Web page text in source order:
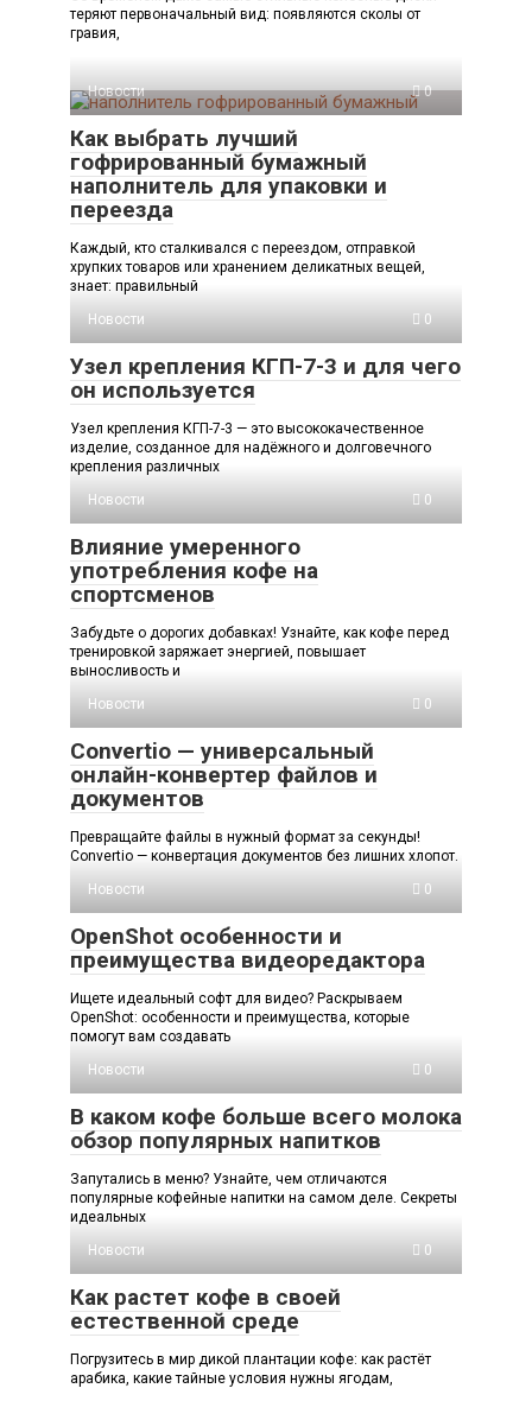
теряют первоначальный вид: появляются сколы от
гравия,
Новости 0
Как выбрать лучший
гофрированный бумажный
наполнитель для упаковки и
переезда
Каждый, кто сталкивался с переездом, отправкой
хрупких товаров или хранением деликатных вещей,
знает: правильный
Новости
0
Узел крепления КГП-7-3 и для чего
он используется
Узел крепления КГП-7-3 — это высококачественное
изделие, созданное для надёжного и долговечного
крепления различных
Новости
0
Влияние умеренного
употребления кофе на
спортсменов
Забудьте о дорогих добавках! Узнайте, как кофе перед
тренировкой заряжает энергией, повышает
выносливость и
Новости
0
Convertio — универсальный
онлайн-конвертер файлов и
документов
Превращайте файлы в нужный формат за секунды!
Convertio — конвертация документов без лишних хлопот.
Новости
0
OpenShot особенности и
преимущества видеоредактора
Ищете идеальный софт для видео? Раскрываем
OpenShot: особенности и преимущества, которые
помогут вам создавать
Новости
0
В каком кофе больше всего молока
обзор популярных напитков
Запутались в меню? Узнайте, чем отличаются
популярные кофейные напитки на самом деле. Секреты
идеальных
Новости
0
Как растет кофе в своей
естественной среде
Погрузитесь в мир дикой плантации кофе: как растёт
арабика, какие тайные условия нужны ягодам,